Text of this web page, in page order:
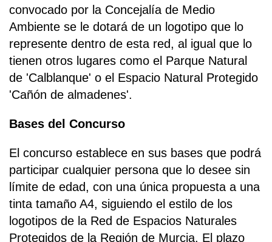
convocado por la Concejalía de Medio
Ambiente se le dotará de un logotipo que lo
represente dentro de esta red, al igual que lo
tienen otros lugares como el Parque Natural
de 'Calblanque' o el Espacio Natural Protegido
'Cañón de almadenes'.
Bases del Concurso
El concurso establece en sus bases que podrá
participar cualquier persona que lo desee sin
límite de edad, con una única propuesta a una
tinta tamaño A4, siguiendo el estilo de los
logotipos de la Red de Espacios Naturales
Protegidos de la Región de Murcia. El plazo